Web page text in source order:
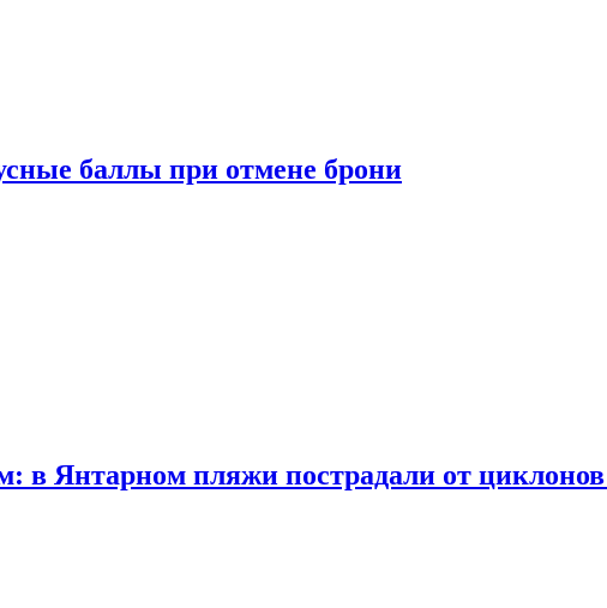
баллы при отмене брони
в Янтарном пляжи пострадали от